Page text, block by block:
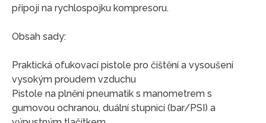
připojí na rychlospojku kompresoru.
Obsah sady:
Praktická ofukovací pistole pro čištění a vysoušení
vysokým proudem vzduchu
Pistole na plnění pneumatik s manometrem s
gumovou ochranou, duální stupnicí (bar/PSI) a